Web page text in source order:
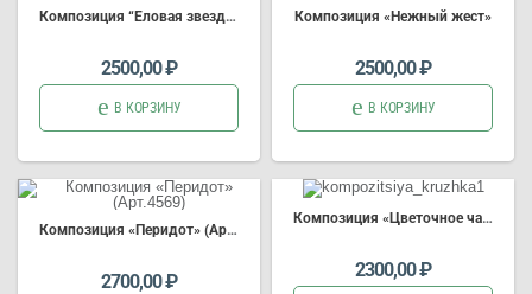
Композиция “Еловая звезда” (Арт.3023)
2500,00₽
В КОРЗИНУ
Композиция «Нежный жест»
2500,00₽
В КОРЗИНУ
Композиция «Перидот» (Арт.4569)
2700,00₽
Композиция «Цветочное чаепитие» (Арт.4548)
2300,00₽